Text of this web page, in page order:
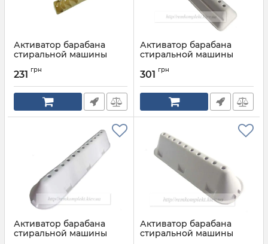
Активатор барабана
стиральной машины
Артикул:
231 грн
Активатор барабана
стиральной машины
отверстий
Артикул: C00051504
301 грн
Активатор барабана
стиральной машины
Активатор барабана
стиральной машины